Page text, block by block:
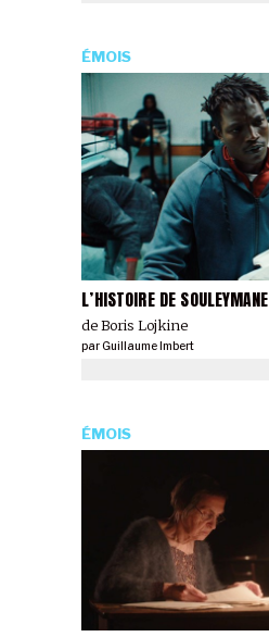
L’HISTOIRE DE SOULEYMANE
de Boris Lojkine
ÉMOIS
parGuillaume Imbert
ÉMOIS